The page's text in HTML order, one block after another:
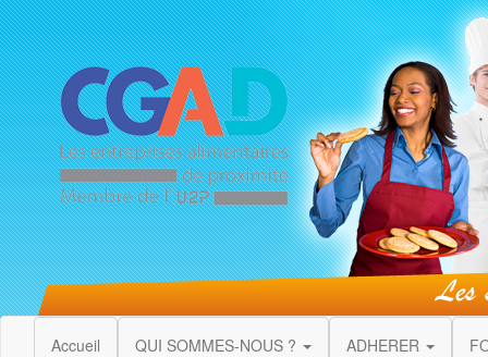
Accueil QUI SOMMES-NOUS ? ADHERER